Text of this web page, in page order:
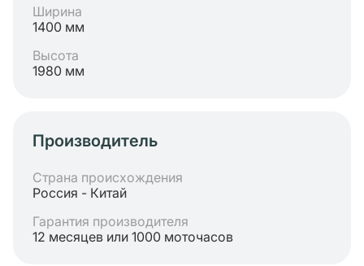
Ширина
1400 мм
Высота
1980 мм
Производитель
Страна происхождения
Россия - Китай
Гарантия производителя
12 месяцев или 1000 моточасов